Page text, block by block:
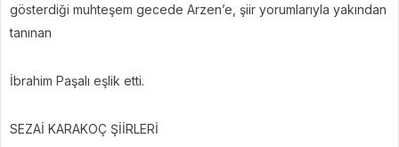
gösterdiği muhteşem gecede Arzen’e, şiir yorumlarıyla yakından
tanınan
İbrahim Paşalı eşlik etti.
SEZAİ KARAKOÇ ŞİİRLERİ